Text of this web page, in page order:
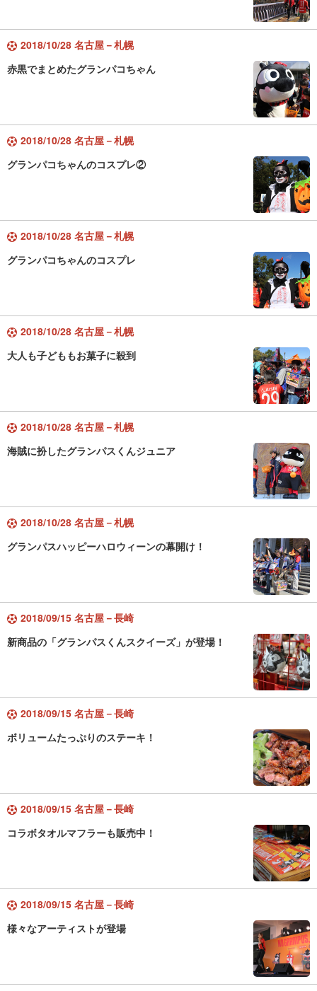
2018/10/28 名古屋－札幌
赤黒でまとめたグランパコちゃん
2018/10/28 名古屋－札幌
グランパコちゃんのコスプレ②
2018/10/28 名古屋－札幌
グランパコちゃんのコスプレ
2018/10/28 名古屋－札幌
大人も子どももお菓子に殺到
2018/10/28 名古屋－札幌
海賊に扮したグランパスくんジュニア
2018/10/28 名古屋－札幌
グランパスハッピーハロウィーンの幕開け！
2018/09/15 名古屋－長崎
新商品の「グランパスくんスクイーズ」が登場！
2018/09/15 名古屋－長崎
ボリュームたっぷりのステーキ！
2018/09/15 名古屋－長崎
コラボタオルマフラーも販売中！
2018/09/15 名古屋－長崎
様々なアーティストが登場